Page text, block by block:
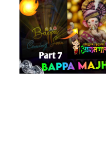
video
editing
Part
7